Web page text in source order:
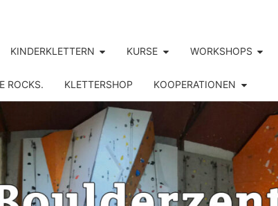
KINDERKLETTERN KURSE WORKSHOPS
ROCKS. KLETTERSHOP KOOPERATIONEN